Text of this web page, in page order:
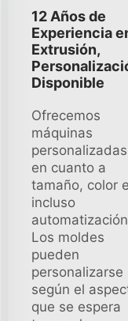
12 Años de
Experiencia
Extrusión,
Disponible
Ofrecemos
máquinas
personalizadas
en cuanto a
tamaño, color e
incluso
Los moldes
pueden
personalizarse
según el
que se espera